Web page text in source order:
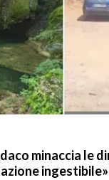
minaccia le
ingestibile»